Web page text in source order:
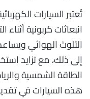
تُعتبر السيارات
انبعاثات كربونية
التلوث الهوائي
إلى ذلك، مع تزايد
الطاقة الشمسية
هذه السيارات في